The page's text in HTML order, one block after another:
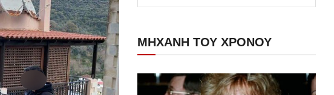
ΜΗΧΑΝΗ ΤΟΥ ΧΡΟΝΟΥ